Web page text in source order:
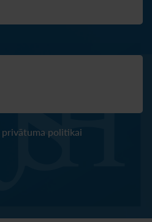
privātuma politikai